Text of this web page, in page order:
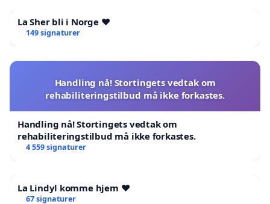
La Sher bli i Norge ❤️
149 signaturer
Handling nå! Stortingets vedtak om
rehabiliteringstilbud må ikke forkastes.
Handling nå! Stortingets vedtak om
rehabiliteringstilbud må ikke forkastes.
4 559 signaturer
La Lindyl komme hjem ❤️
67 signaturer